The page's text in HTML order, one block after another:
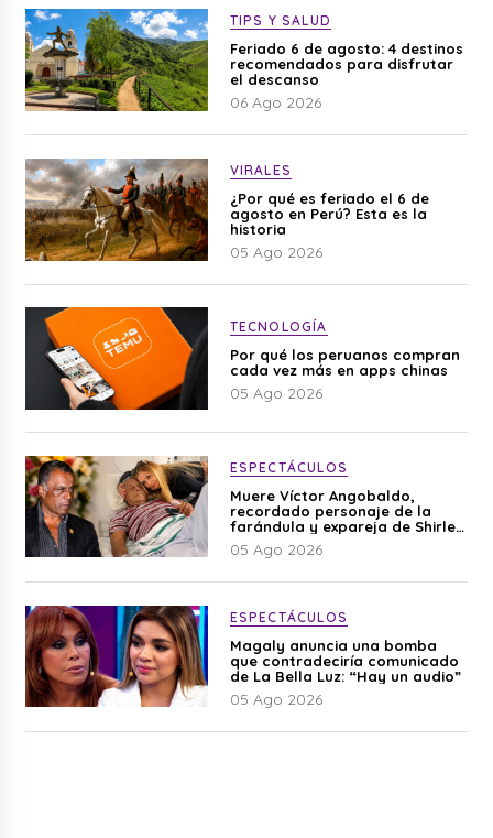
TIPS Y SALUD
Feriado 6 de agosto: 4 destinos
recomendados para disfrutar
el descanso
06 Ago 2026
VIRALES
¿Por qué es feriado el 6 de
agosto en Perú? Esta es la
historia
05 Ago 2026
TECNOLOGÍA
Por qué los peruanos compran
cada vez más en apps chinas
05 Ago 2026
ESPECTÁCULOS
Muere Víctor Angobaldo,
recordado personaje de la
farándula y expareja de Shirley
Cherres
05 Ago 2026
ESPECTÁCULOS
Magaly anuncia una bomba
que contradeciría comunicado
de La Bella Luz: “Hay un audio”
05 Ago 2026